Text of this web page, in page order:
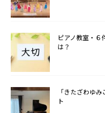
ピアノ教室・
は？
「きたざわゆ
ト